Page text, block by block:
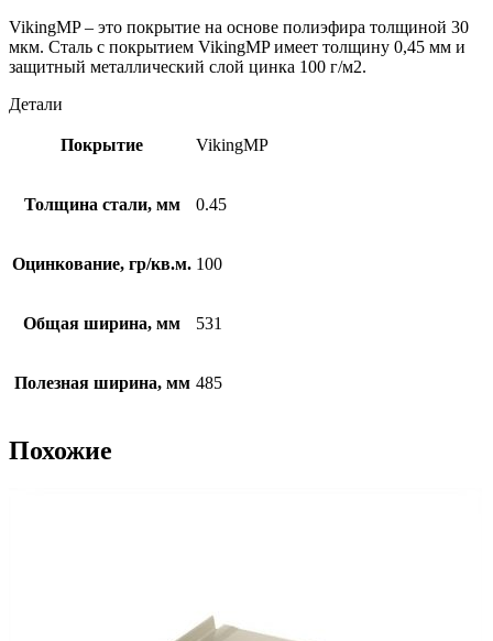
VikingMP – это покрытие на основе полиэфира толщиной 30
мкм. Сталь с покрытием VikingMP имеет толщину 0,45 мм и
защитный металлический слой цинка 100 г/м2.
Детали
Покрытие VikingMP
Толщина стали, мм 0.45
Оцинкование, гр/кв.м. 100
Общая ширина, мм 531
Полезная ширина, мм 485
Похожие